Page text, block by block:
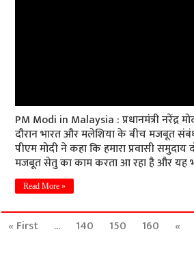
PM Modi in Malaysia : प्रधानमंत्री नरेंद्र
दौरान भारत और मलेशिया के बीच मजबूत
पीएम मोदी ने कहा कि हमारा प्रवासी
मजबूत सेतु का काम करता आ रहा है और यह
Read More »
« First ... 140 150 160 «